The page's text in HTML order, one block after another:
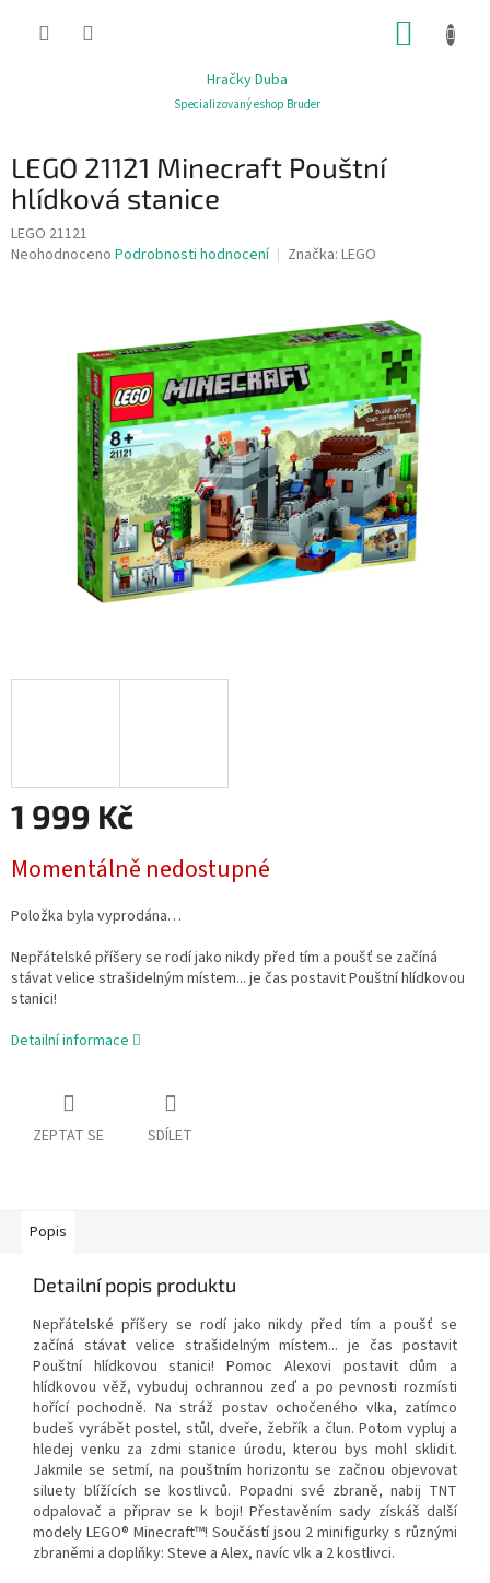
Hračky Duba
Specializovaný eshop Bruder
LEGO 21121 Minecraft Pouštní
hlídková stanice
LEGO 21121
Průměrné
hvězdiček.
Neohodnoceno Podrobnosti hodnocení Značka: LEGO
1 999 Kč
cena:
Momentálně nedostupné
Položka byla vyprodána…
Nepřátelské příšery se rodí jako nikdy před tím a poušť se začíná
stávat velice strašidelným místem... je čas postavit Pouštní hlídkovou
stanici!
Detailní informace
ZEPTAT SE SDÍLET
Popis
Detailní popis produktu
Nepřátelské příšery se rodí jako nikdy před tím a poušť se
začíná stávat velice strašidelným místem... je čas postavit
Pouštní hlídkovou stanici! Pomoc Alexovi postavit dům a
hlídkovou věž, vybuduj ochrannou zeď a po pevnosti rozmísti
hořící pochodně. Na stráž postav ochočeného vlka, zatímco
budeš vyrábět postel, stůl, dveře, žebřík a člun. Potom vypluj a
hledej venku za zdmi stanice úrodu, kterou bys mohl sklidit.
Jakmile se setmí, na pouštním horizontu se začnou objevovat
siluety blížících se kostlivců. Popadni své zbraně, nabij TNT
odpalovač a připrav se k boji! Přestavěním sady získáš další
modely LEGO® Minecraft™! Součástí jsou 2 minifigurky s různými
zbraněmi a doplňky: Steve a Alex, navíc vlk a 2 kostlivci.